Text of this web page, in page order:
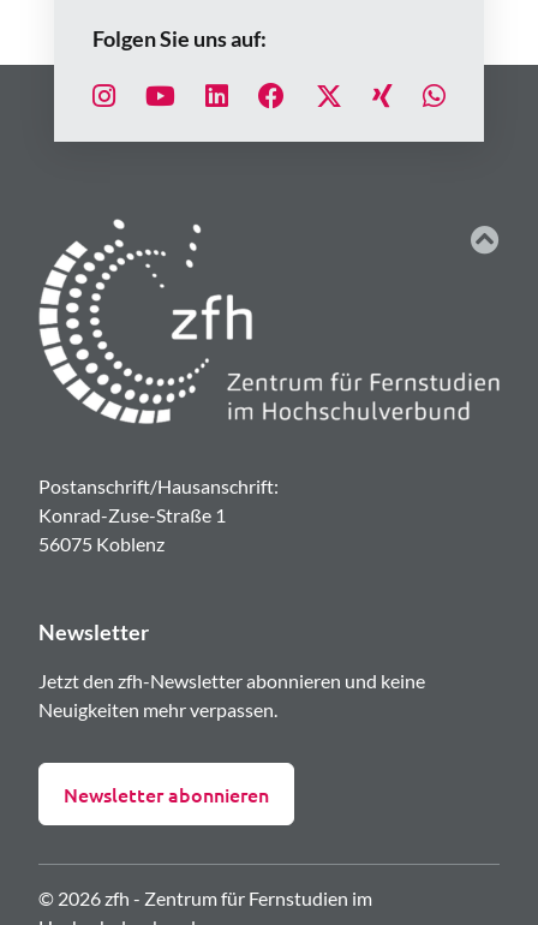
Folgen Sie uns auf:
Postanschrift/Hausanschrift:
Konrad-Zuse-Straße 1
56075 Koblenz
Newsletter
Jetzt den zfh-Newsletter abonnieren und keine
Neuigkeiten mehr verpassen.
Newsletter abonnieren
© 2026 zfh - Zentrum für Fernstudien im